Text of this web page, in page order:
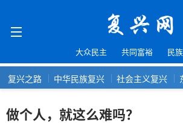
大众民主 共同富裕 民
复兴之路 中华民族复兴 社会主义复兴
做个人，就这么难吗？